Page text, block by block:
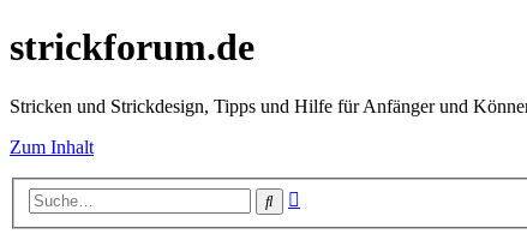
strickforum.de
Stricken und Strickdesign, Tipps und Hilfe für Anfänger und
Zum Inhalt
Suche